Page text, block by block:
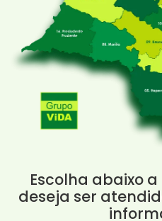
Escolha abaixo
deseja ser